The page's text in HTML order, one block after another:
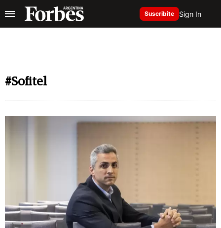
Suscribite Sign In
#Sofitel